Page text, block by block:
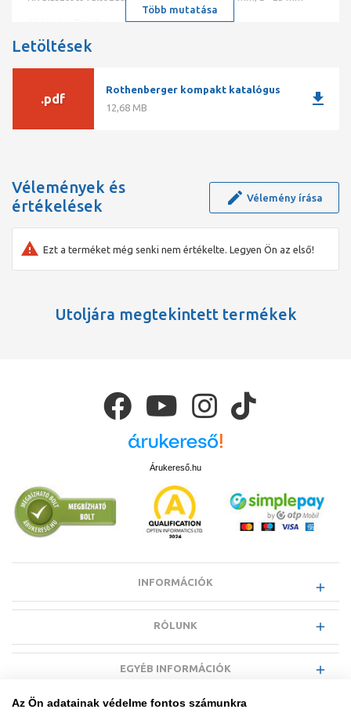
Acél vágófejek zsírlerakódások, puha lerakódások és
Több mutatása
Letöltések
.pdf
Rothenberger kompakt katalógus
12,68 MB
download
Vélemények és
értékelések
Vélemény írása
Ezt a terméket még senki nem értékelte. Legyen Ön az első!
Utoljára megtekintett termékek
Árukereső.hu
INFORMÁCIÓK
RÓLUNK
EGYÉB INFORMÁCIÓK
Az Ön adatainak védelme fontos számunkra